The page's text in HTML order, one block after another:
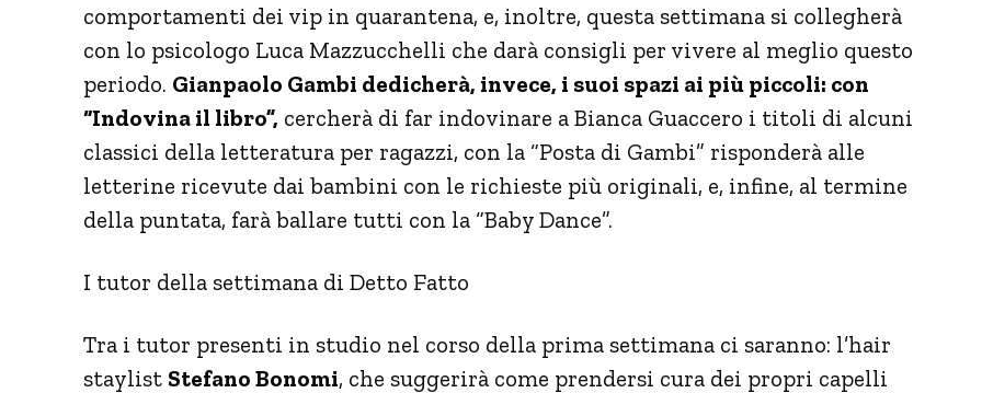
comportamenti dei vip in quarantena, e, inoltre, questa settimana si collegherà
con lo psicologo Luca Mazzucchelli che darà consigli per vivere al meglio questo
periodo. Gianpaolo Gambi dedicherà, invece, i suoi spazi ai più piccoli: con
“Indovina il libro”, cercherà di far indovinare a Bianca Guaccero i titoli di alcuni
classici della letteratura per ragazzi, con la “Posta di Gambi” risponderà alle
letterine ricevute dai bambini con le richieste più originali, e, infine, al termine
della puntata, farà ballare tutti con la “Baby Dance”.
I tutor della settimana di Detto Fatto
Tra i tutor presenti in studio nel corso della prima settimana ci saranno: l’hair
staylist Stefano Bonomi, che suggerirà come prendersi cura dei propri capelli